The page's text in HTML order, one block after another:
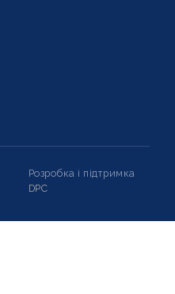
Розробка і підтримка
DPC